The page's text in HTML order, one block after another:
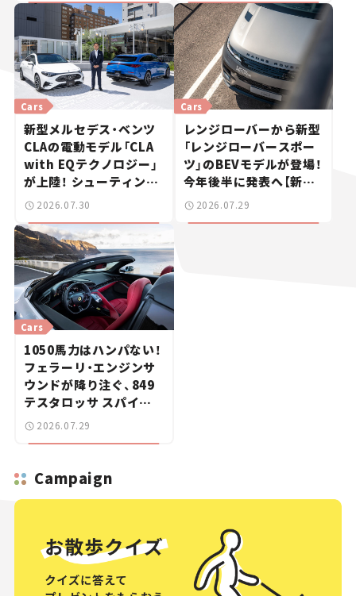
Cars
新型メルセデス・ベンツ
CLAの電動モデル「CLA
with EQテクノロジー」
が上陸！ シューティング
ブレークも発売【新車ニ
2026.07.30
Cars
レンジローバーから新型
「レンジローバースポー
ツ」のBEVモデルが登場！
今年後半に発表へ【新車
ニュース】
2026.07.29
Cars
1050馬力はハンパない！
フェラーリ・エンジンサ
ウンドが降り注ぐ、849
テスタロッサ スパイダ
ーに試乗。
2026.07.29
Campaign